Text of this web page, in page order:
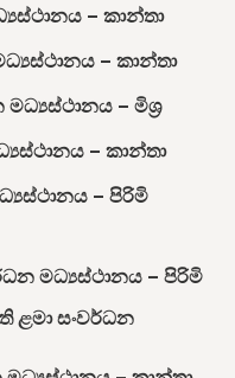
– කාන්තා
– කාන්තා
මධ්‍යස්ථානය – මිශ්‍ර
– කාන්තා
– පිරිමි
මධ්‍යස්ථානය – පිරිමි
ළමා සංවර්ධන